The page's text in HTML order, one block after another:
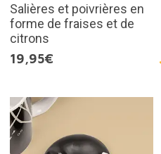
Salières et poivrières en
forme de fraises et de
citrons
19,95€